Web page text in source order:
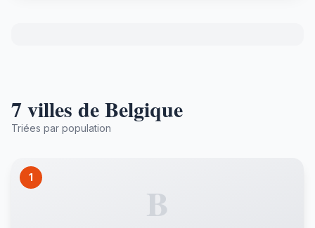
7 villes de Belgique
Triées par population
1
B